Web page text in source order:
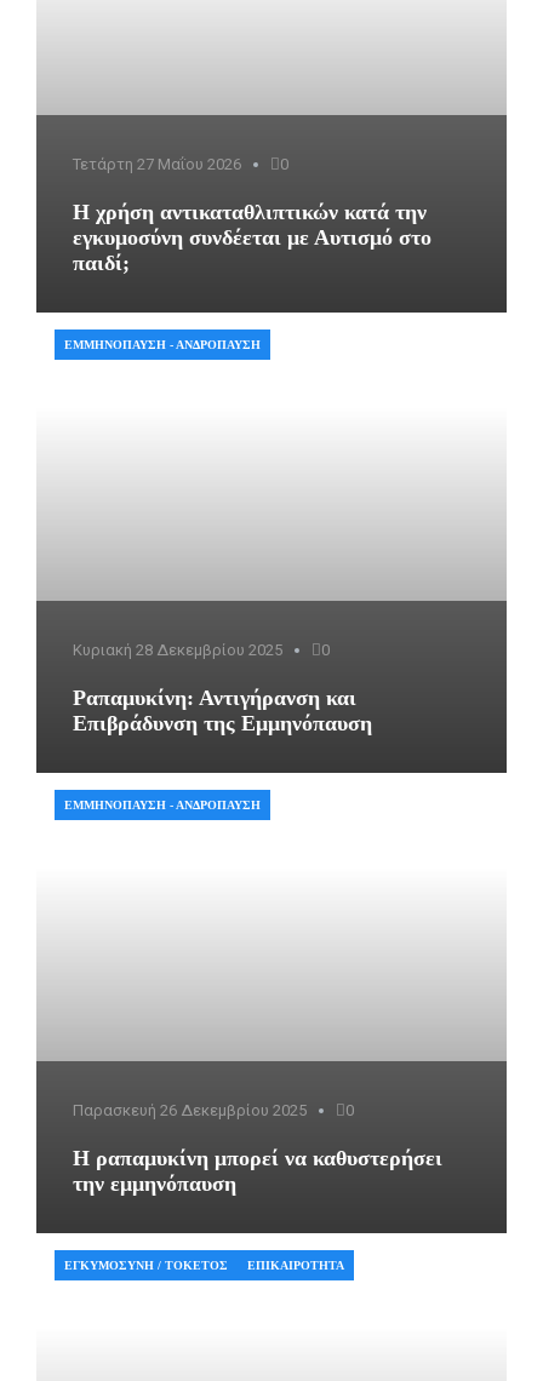
Τετάρτη 27 Μαΐου 2026 0
Η χρήση αντικαταθλιπτικών κατά την
εγκυμοσύνη συνδέεται με Αυτισμό στο
παιδί;
Κυριακή 28 Δεκεμβρίου 2025 0
Ραπαμυκίνη: Αντιγήρανση και
Επιβράδυνση της Εμμηνόπαυση
ΕΜΜΗΝΌΠΑΥΣΗ - ΑΝΔΡΌΠΑΥΣΗ
Παρασκευή 26 Δεκεμβρίου 2025 0
Η ραπαμυκίνη μπορεί να καθυστερήσει
την εμμηνόπαυση
ΕΜΜΗΝΌΠΑΥΣΗ - ΑΝΔΡΌΠΑΥΣΗ
ΕΓΚΥΜΟΣΎΝΗ / ΤΟΚΕΤΌΣ ΕΠΙΚΑΙΡΌΤΗΤΑ